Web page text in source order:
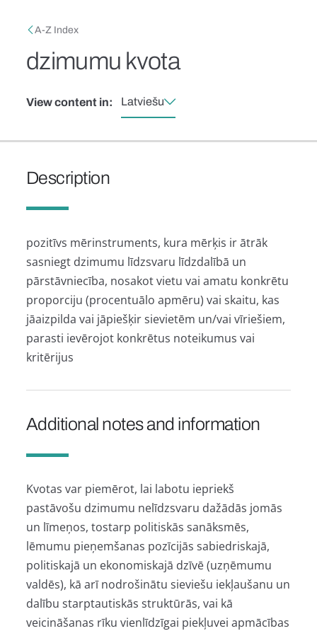
Breadcrumb
A-Z Index
dzimumu kvota
View content in: Latviešu
Description
pozitīvs mērinstruments, kura mērķis ir ātrāk
sasniegt dzimumu līdzsvaru līdzdalībā un
pārstāvniecība, nosakot vietu vai amatu konkrētu
proporciju (procentuālo apmēru) vai skaitu, kas
jāaizpilda vai jāpiešķir sievietēm un/vai vīriešiem,
parasti ievērojot konkrētus noteikumus vai
kritērijus
Additional notes and information
Kvotas var piemērot, lai labotu iepriekš
pastāvošu dzimumu nelīdzsvaru dažādās jomās
un līmeņos, tostarp politiskās sanāksmēs,
lēmumu pieņemšanas pozīcijās sabiedriskajā,
politiskajā un ekonomiskajā dzīvē (uzņēmumu
valdēs), kā arī nodrošinātu sieviešu iekļaušanu un
dalību starptautiskās struktūrās, vai kā
veicināšanas rīku vienlīdzīgai piekļuvei apmācības